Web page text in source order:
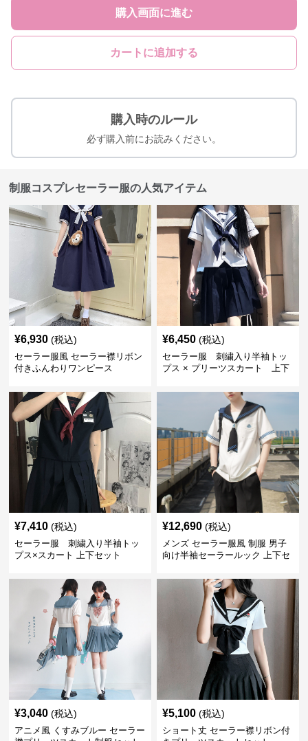
購入画面に進む
カートに追加する
購入時のルール
必ず購入前にお読みください。
制服コスプレセーラー服の人気アイテム
¥6,930 (税込)
セーラー服風 セーラー襟リボン
付きふんわりワンピース
¥6,450 (税込)
セーラー服 刺繍入り半袖トッ
プス × プリーツスカート 上下
¥7,410 (税込)
セーラー服 刺繍入り半袖トッ
プス×スカート 上下セット
¥12,690 (税込)
メンズ セーラー服風 制服 男子
向け半袖セーラールック 上下セ
¥3,040 (税込)
アニメ風 くすみブルー セーラー
¥5,100 (税込)
ショート丈 セーラー襟リボン付